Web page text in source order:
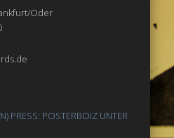
Oder
PRESS: POSTERBOIZ UNTER